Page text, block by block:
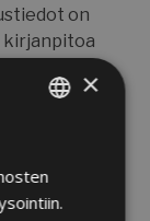
on
kirjanpitoa
ENGLISH
×